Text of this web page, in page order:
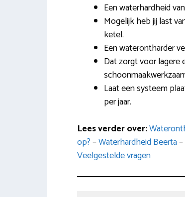
Een waterhardheid
Mogelijk heb jij last
ketel.
Een waterontharder
Dat zorgt voor lagere
Laat een systeem
per jaar.
Lees verder over:
op?–Waterhardheid Beerta–
Veelgestelde vragen